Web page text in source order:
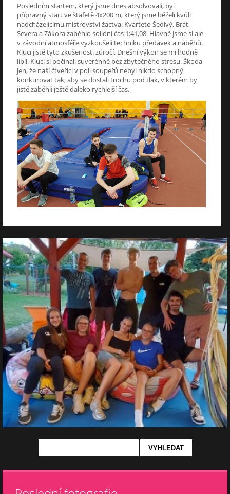
Posledním startem, který jsme dnes absolvovali, byl
přípravný start ve štafetě 4x200 m, který jsme běželi kvůli
nadcházejícímu mistrovství žactva. Kvarteto Šedivý, Brát,
Severa a Zákora zaběhlo solidní čas 1:41,08. Hlavně jsme si ale
v závodní atmosféře vyzkoušeli techniku předávek a náběhů.
Kluci jistě tyto zkušenosti zúročí. Dnešní výkon se mi hodně
líbil. Kluci si počínali suverénně bez zbytečného stresu. Škoda
jen, že naší čtveřici v poli soupeřů nebyl nikdo schopný
konkurovat tak, aby se dostali trochu pod tlak, v kterém by
jistě zaběhli ještě daleko rychlejší čas.